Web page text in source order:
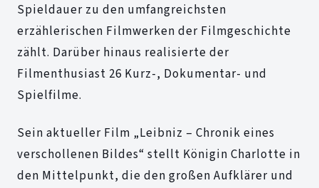
Spieldauer zu den umfangreichsten
erzählerischen Filmwerken der Filmgeschichte
zählt. Darüber hinaus realisierte der
Filmenthusiast 26 Kurz-, Dokumentar- und
Spielfilme.
Sein aktueller Film „Leibniz – Chronik eines
verschollenen Bildes“ stellt Königin Charlotte in
den Mittelpunkt, die den großen Aufklärer und